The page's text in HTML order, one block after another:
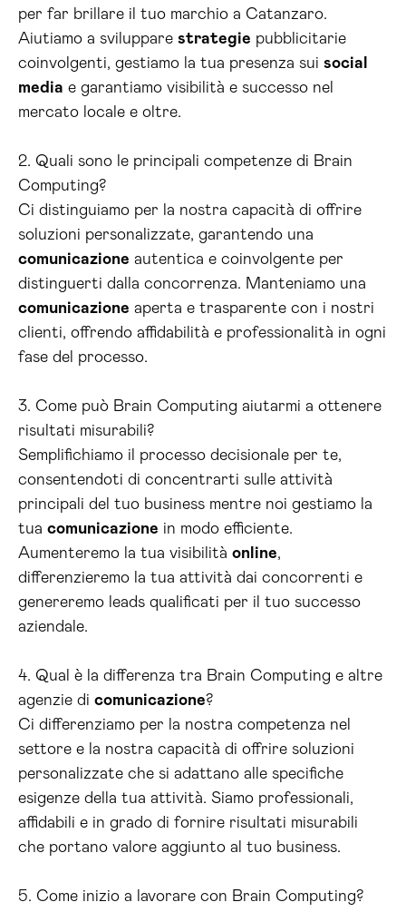
per far brillare il tuo marchio a Catanzaro.
Aiutiamo a sviluppare strategie pubblicitarie
coinvolgenti, gestiamo la tua presenza sui social
media e garantiamo visibilità e successo nel
mercato locale e oltre.
2. Quali sono le principali competenze di Brain
Computing?
Ci distinguiamo per la nostra capacità di offrire
soluzioni personalizzate, garantendo una
comunicazione autentica e coinvolgente per
distinguerti dalla concorrenza. Manteniamo una
comunicazione aperta e trasparente con i nostri
clienti, offrendo affidabilità e professionalità in ogni
fase del processo.
3. Come può Brain Computing aiutarmi a ottenere
risultati misurabili?
Semplifichiamo il processo decisionale per te,
consentendoti di concentrarti sulle attività
principali del tuo business mentre noi gestiamo la
tua comunicazione in modo efficiente.
Aumenteremo la tua visibilità online,
differenzieremo la tua attività dai concorrenti e
genereremo leads qualificati per il tuo successo
aziendale.
4. Qual è la differenza tra Brain Computing e altre
agenzie di comunicazione?
Ci differenziamo per la nostra competenza nel
settore e la nostra capacità di offrire soluzioni
personalizzate che si adattano alle specifiche
esigenze della tua attività. Siamo professionali,
affidabili e in grado di fornire risultati misurabili
che portano valore aggiunto al tuo business.
5. Come inizio a lavorare con Brain Computing?